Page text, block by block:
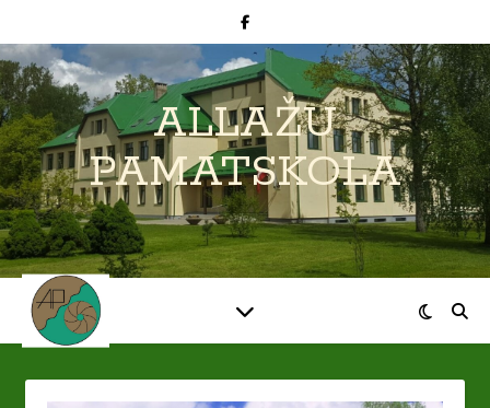
ALLAŽU
PAMATSKOLA